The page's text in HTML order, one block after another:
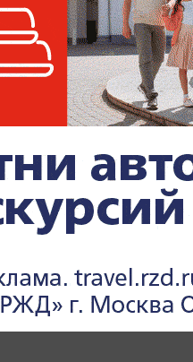
ВОЕННАЯ ОПЕРАЦИЯ (СВО)